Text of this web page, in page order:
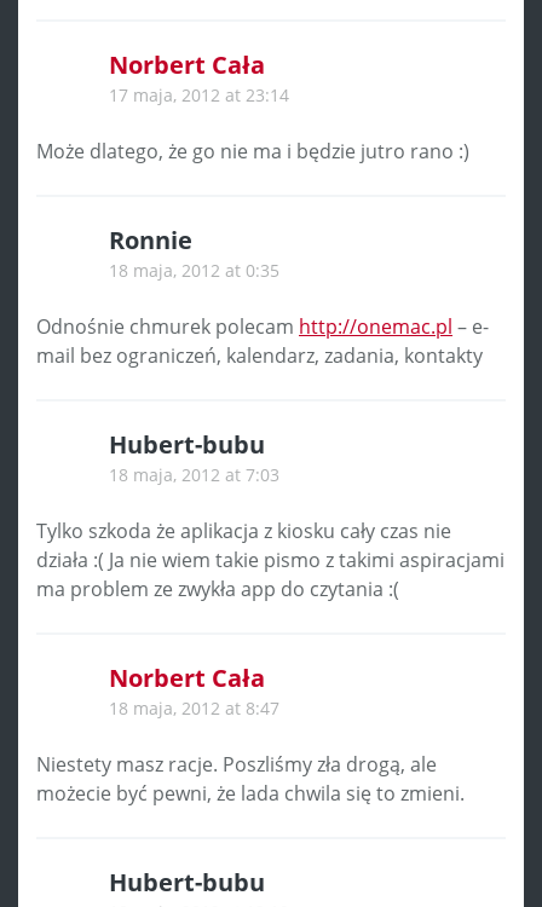
Norbert Cała
17 maja, 2012 at 23:14
Może dlatego, że go nie ma i będzie jutro rano :)
Ronnie
18 maja, 2012 at 0:35
Odnośnie chmurek polecam http://onemac.pl – e-
mail bez ograniczeń, kalendarz, zadania, kontakty
Hubert-bubu
18 maja, 2012 at 7:03
Tylko szkoda że aplikacja z kiosku cały czas nie
działa :( Ja nie wiem takie pismo z takimi aspiracjami
ma problem ze zwykła app do czytania :(
Norbert Cała
18 maja, 2012 at 8:47
Niestety masz racje. Poszliśmy zła drogą, ale
możecie być pewni, że lada chwila się to zmieni.
Hubert-bubu